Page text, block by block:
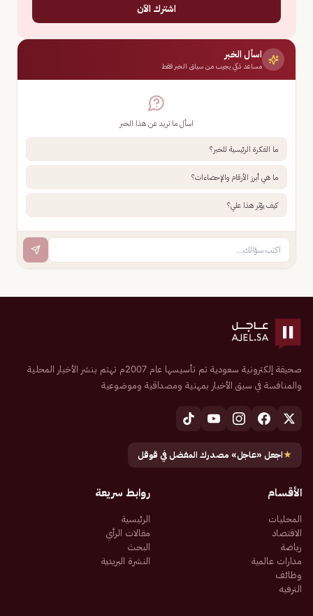
اشترك الآن
اسأل الخبر
مساعد ذكي يجيب من سياق الخبر فقط
اسأل ما تريد عن هذا الخبر
ما الفكرة الرئيسية للخبر؟
ما هي أبرز الأرقام والإحصاءات؟
كيف يؤثر هذا علي؟
صحيفة إلكترونية سعودية تم تأسيسها عام 2007م تهتم بنشر الأخبار المحلية
والمنافسة في سبق الأخبار بمهنية ومصداقية وموضوعية
★اجعل «عاجل» مصدرك المفضل في قوقل
الأقسام
المحليات
الاقتصاد
رياضة
مدارات عالمية
وظائف
الترفيه
روابط سريعة
الرئيسية
مقالات الرأي
البحث
النشرة البريدية